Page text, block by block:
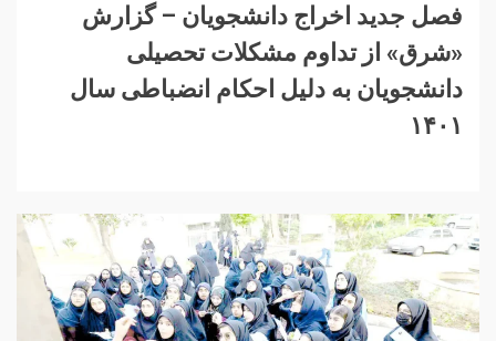
فصل جدید اخراج دانشجویان – گزارش
«شرق» از تداوم مشکلات تحصیلی
دانشجویان به دلیل احکام انضباطی سال
۱۴۰۱